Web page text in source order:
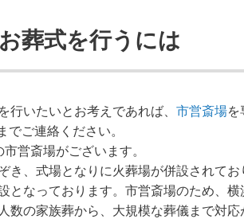
葬式を行うには
行いたいとお考えであれば、 市営斎場を
でご連絡ください。
営斎場がございます。
き、式場となりに火葬場が併設されて
となっております。市営斎場のため、
数の家族葬から、大規模な葬儀まで対